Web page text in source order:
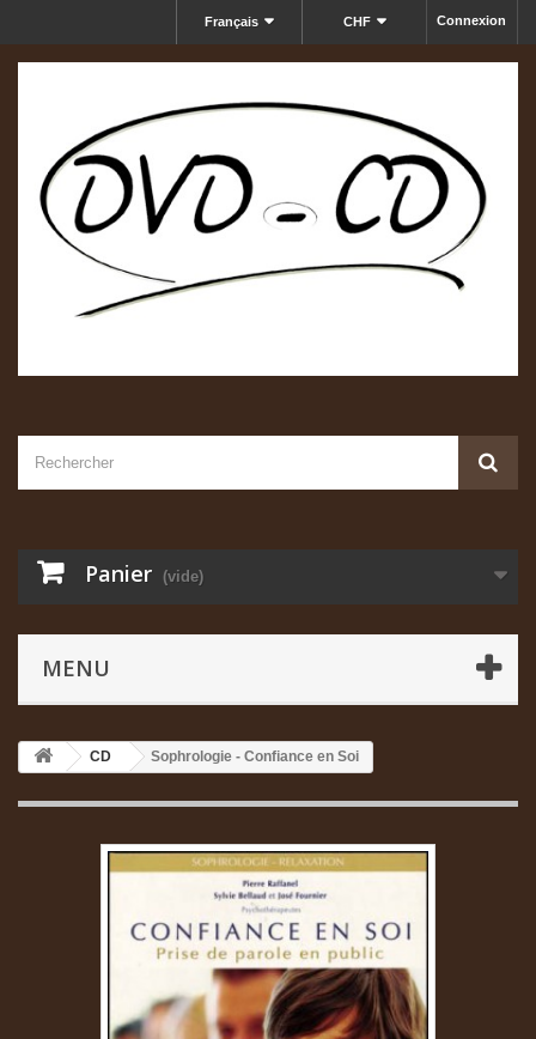
Connexion
CHF
Français
Panier (vide)
MENU
CD Sophrologie - Confiance en Soi